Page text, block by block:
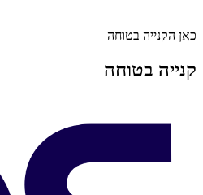
כאן הקנייה בטוחה
קנייה בטוחה